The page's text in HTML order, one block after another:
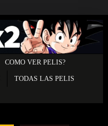
COMO VER PELIS?
TODAS LAS PELIS